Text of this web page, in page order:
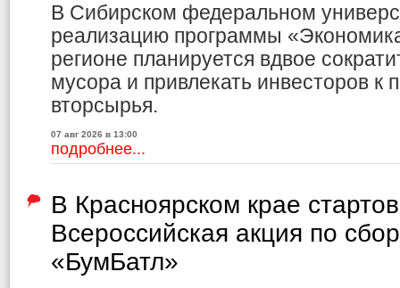
В Сибирском федеральном
реализацию программы
регионе планируется вдвое
мусора и привлекать инвесторов к
вторсырья.
07 авг 2026 в 13:00
подробнее...
В Красноярском крае
Всероссийская акция по
«БумБатл»